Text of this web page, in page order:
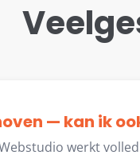
— kan ik
werkt